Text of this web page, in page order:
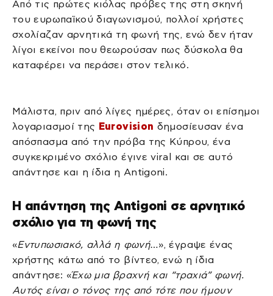
Από τις πρώτες κιόλας πρόβες της στη σκηνή
του ευρωπαϊκού διαγωνισμού, πολλοί χρήστες
σχολίαζαν αρνητικά τη φωνή της, ενώ δεν ήταν
λίγοι εκείνοι που θεωρούσαν πως δύσκολα θα
καταφέρει να περάσει στον τελικό.
Μάλιστα, πριν από λίγες ημέρες, όταν οι επίσημοι
λογαριασμοί της Eurovision δημοσίευσαν ένα
απόσπασμα από την πρόβα της Κύπρου, ένα
συγκεκριμένο σχόλιο έγινε viral και σε αυτό
απάντησε και η ίδια η Antigoni.
Η απάντηση της Antigoni σε αρνητικό
σχόλιο για τη φωνή της
«Εντυπωσιακό, αλλά η φωνή…», έγραψε ένας
χρήστης κάτω από το βίντεο, ενώ η ίδια
απάντησε: «Έχω μια βραχνή και “τραχιά” φωνή.
Αυτός είναι ο τόνος της από τότε που ήμουν